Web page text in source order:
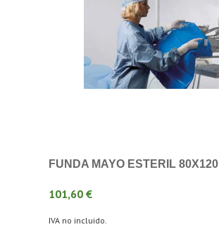
FUNDA MAYO ESTERIL 80X120
101,60 €
IVA no incluido.